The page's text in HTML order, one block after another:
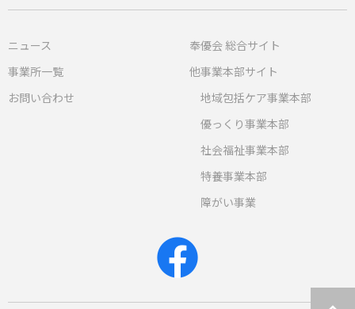
ニュース
事業所一覧
お問い合わせ
奉優会 総合サイト
他事業本部サイト
地域包括ケア事業本部
優っくり事業本部
社会福祉事業本部
特養事業本部
障がい事業